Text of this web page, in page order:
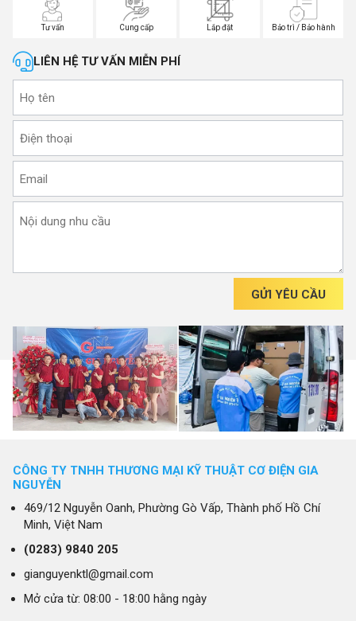
Tư vấn Cung cấp Lắp đặt Bảo trì / Bảo hành
LIÊN HỆ TƯ VẤN MIỄN PHÍ
GỬI YÊU CẦU
CÔNG TY TNHH THƯƠNG MẠI KỸ THUẬT CƠ ĐIỆN GIA
NGUYỄN
469/12 Nguyễn Oanh, Phường Gò Vấp, Thành phố Hồ Chí
Minh, Việt Nam
(0283) 9840 205
gianguyenktl@gmail.com
Mở cửa từ: 08:00 - 18:00 hằng ngày